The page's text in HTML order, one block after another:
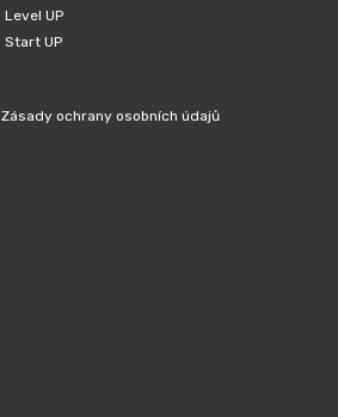
Level UP
Start UP
Zásady ochrany osobních údajů